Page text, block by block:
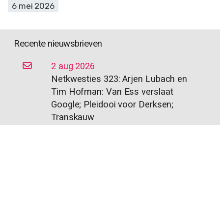
6 mei 2026
Recente nieuwsbrieven
2 aug 2026
Netkwesties 323: Arjen Lubach en
Tim Hofman: Van Ess verslaat
Google; Pleidooi voor Derksen;
Transkauw